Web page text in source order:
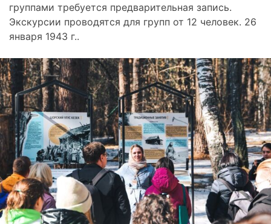
группами требуется предварительная запись.
Экскурсии проводятся для групп от 12 человек. 26
января 1943 г..